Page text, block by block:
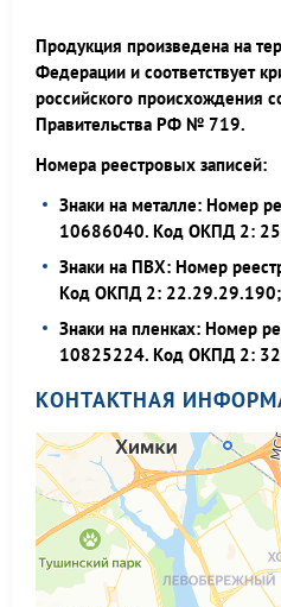
Продукция произведена на
Федерации и соответствует
российского происхождения
Правительства РФ № 719.
Номера реестровых записей:
Знаки на металле: Номер
10686040. Код ОКПД 2:
Знаки на ПВХ: Номер
Код ОКПД 2: 22.29.29.190;
Знаки на пленках: Номер
10825224. Код ОКПД 2:
КОНТАКТНАЯ